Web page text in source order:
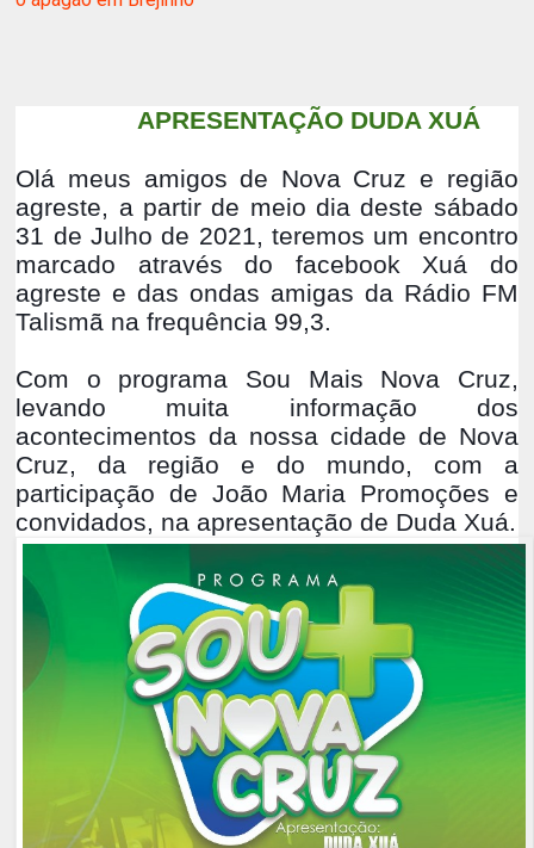
APRESENTAÇÃO DUDA XUÁ
Olá meus amigos de Nova Cruz e região
agreste, a partir de meio dia deste sábado
31 de Julho de 2021, teremos um encontro
marcado através do facebook Xuá do
agreste e das ondas amigas da Rádio FM
Talismã na frequência 99,3.
Com o programa Sou Mais Nova Cruz,
levando muita informação dos
acontecimentos da nossa cidade de Nova
Cruz, da região e do mundo, com a
participação de João Maria Promoções e
convidados, na apresentação de Duda Xuá.